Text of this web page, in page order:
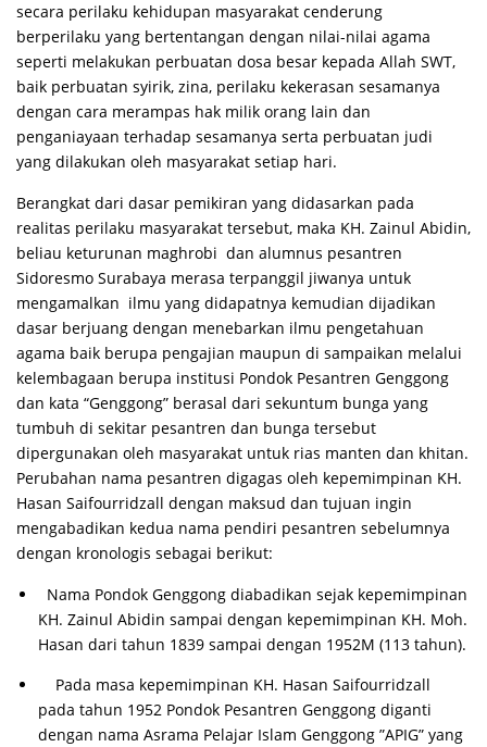
secara perilaku kehidupan masyarakat cenderung
berperilaku yang bertentangan dengan nilai-nilai agama
seperti melakukan perbuatan dosa besar kepada Allah SWT,
baik perbuatan syirik, zina, perilaku kekerasan sesamanya
dengan cara merampas hak milik orang lain dan
penganiayaan terhadap sesamanya serta perbuatan judi
yang dilakukan oleh masyarakat setiap hari.
Berangkat dari dasar pemikiran yang didasarkan pada
realitas perilaku masyarakat tersebut, maka KH. Zainul Abidin,
beliau keturunan maghrobi dan alumnus pesantren
Sidoresmo Surabaya merasa terpanggil jiwanya untuk
mengamalkan ilmu yang didapatnya kemudian dijadikan
dasar berjuang dengan menebarkan ilmu pengetahuan
agama baik berupa pengajian maupun di sampaikan melalui
kelembagaan berupa institusi Pondok Pesantren Genggong
dan kata “Genggong” berasal dari sekuntum bunga yang
tumbuh di sekitar pesantren dan bunga tersebut
dipergunakan oleh masyarakat untuk rias manten dan khitan.
Perubahan nama pesantren digagas oleh kepemimpinan KH.
Hasan Saifourridzall dengan maksud dan tujuan ingin
mengabadikan kedua nama pendiri pesantren sebelumnya
dengan kronologis sebagai berikut:
Nama Pondok Genggong diabadikan sejak kepemimpinan
KH. Zainul Abidin sampai dengan kepemimpinan KH. Moh.
Hasan dari tahun 1839 sampai dengan 1952M (113 tahun).
Pada masa kepemimpinan KH. Hasan Saifourridzall
pada tahun 1952 Pondok Pesantren Genggong diganti
dengan nama Asrama Pelajar Islam Genggong ”APIG” yang